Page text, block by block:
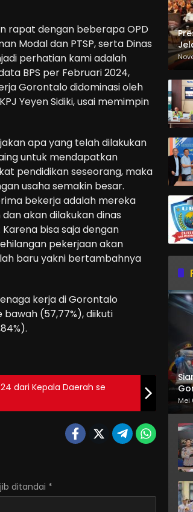
rapat dengan beberapa OPD
Modal dan PTSP, serta Dinas
perhatian kami adalah
BPS per Februari 2024,
Gorontalo didominasi oleh
Yeyen Sidiki, usai memimpin
apa yang telah dilakukan
untuk mendapatkan
pendidikan seseorang, maka
usaha semakin besar.
bekerja adalah mereka
akan dilakukan dinas
bisa saja dengan
pekerjaan akan
baru yakni bertambahnya
kerja di Gorontalo
(57,77%), diikuti
dari Kepala Daerah se
ditandai *
Mei